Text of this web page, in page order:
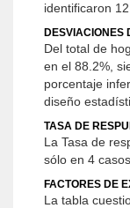
identificaron
DESVIACIONES
Del total de
en el 88.2%,
porcentaje
diseño
TASA DE
La Tasa de
sólo en 4
FACTORES DE
La tabla